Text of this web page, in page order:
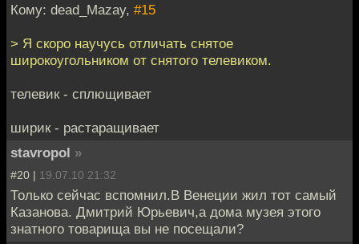
Кому: dead_Mazay, #15
> Я скоро научусь отличать снятое
широкоугольником от снятого телевиком.
телевик - сплющивает
ширик - растаращивает
stavropol »
#20 | 19.07.10 21:32
Только сейчас вспомнил.В Венеции жил тот самый
Казанова. Дмитрий Юрьевич,а дома музея этого
знатного товарища вы не посещали?